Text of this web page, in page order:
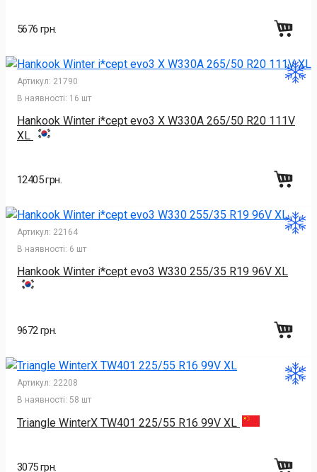
5676 грн.
Артикул: 21790
В наявності: 16 шт
Hankook Winter i*cept evo3 X W330A 265/50 R20 111V
XL
12405 грн.
Артикул: 22164
В наявності: 6 шт
Hankook Winter i*cept evo3 W330 255/35 R19 96V XL
9672 грн.
Артикул: 22208
В наявності: 58 шт
Triangle WinterX TW401 225/55 R16 99V XL
3075 грн.